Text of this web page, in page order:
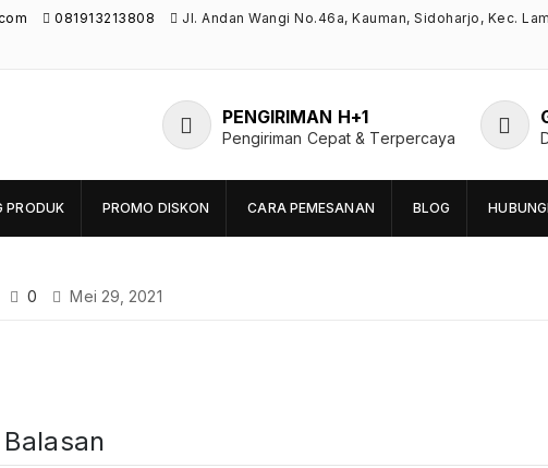
081913213808 Jl. Andan Wangi No.46a, Kauman, Sidoharjo, Kec.
PENGIRIMAN H+1
Pengiriman Cepat & Terpercaya
PRODUK PROMO DISKON CARA PEMESANAN BLOG
0 Mei 29, 2021